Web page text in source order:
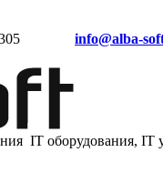
305 info@alba-
IT оборудования, IT